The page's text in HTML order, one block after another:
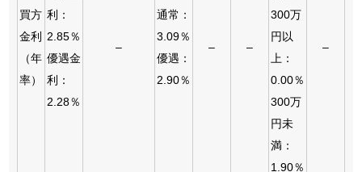
買方
金利
（年
率）
利：
2.85％
優遇金
利：
2.28％
–
通常：
3.09％
優遇：
2.90％
– –
300万
円以
上：
0.00％
300万
円未
満：
1.90％
–